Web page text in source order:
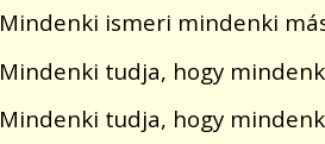
Mindenki ismeri mindenki
Mindenki tudja, hogy
Mindenki tudja, hogy